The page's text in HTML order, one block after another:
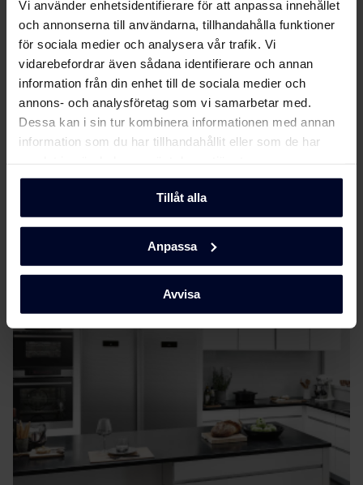
Vi använder enhetsidentifierare för att anpassa innehållet
och annonserna till användarna, tillhandahålla funktioner
för sociala medier och analysera vår trafik. Vi
vidarebefordrar även sådana identifierare och annan
information från din enhet till de sociala medier och
annons- och analysföretag som vi samarbetar med.
Dessa kan i sin tur kombinera informationen med annan
information som du har tillhandahållit eller som de har
Tillåt alla
Anpassa
Avvisa
Energimärkning Ladda ner
Produktdatablad
EU-produktbeskrivning
(DK,EN,FI,SV,NO)
Ladda ner
Säkerhetsinformation
och varningar (DK)
Ladda ner
Säkerhetsinformation
och varningar (NO)
Säkerhetsinformation
och varningar (SV)
Säkerhetsinformation
och varningar (EN)
Ladda ner
Säkerhetsinformation
och varningar (FI)
Ladda ner
Visa mer
OmGram